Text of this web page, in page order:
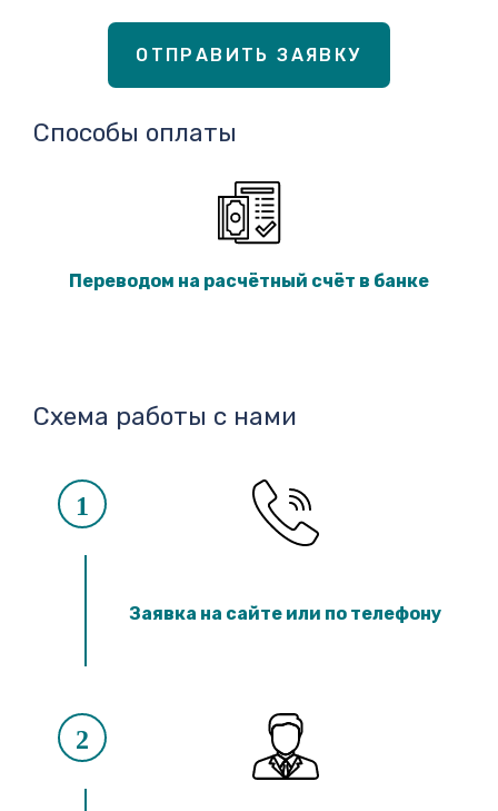
ОТПРАВИТЬ ЗАЯВКУ
Способы оплаты
Переводом на расчётный счёт в банке
Схема работы с нами
1
Заявка на сайте или по телефону
2